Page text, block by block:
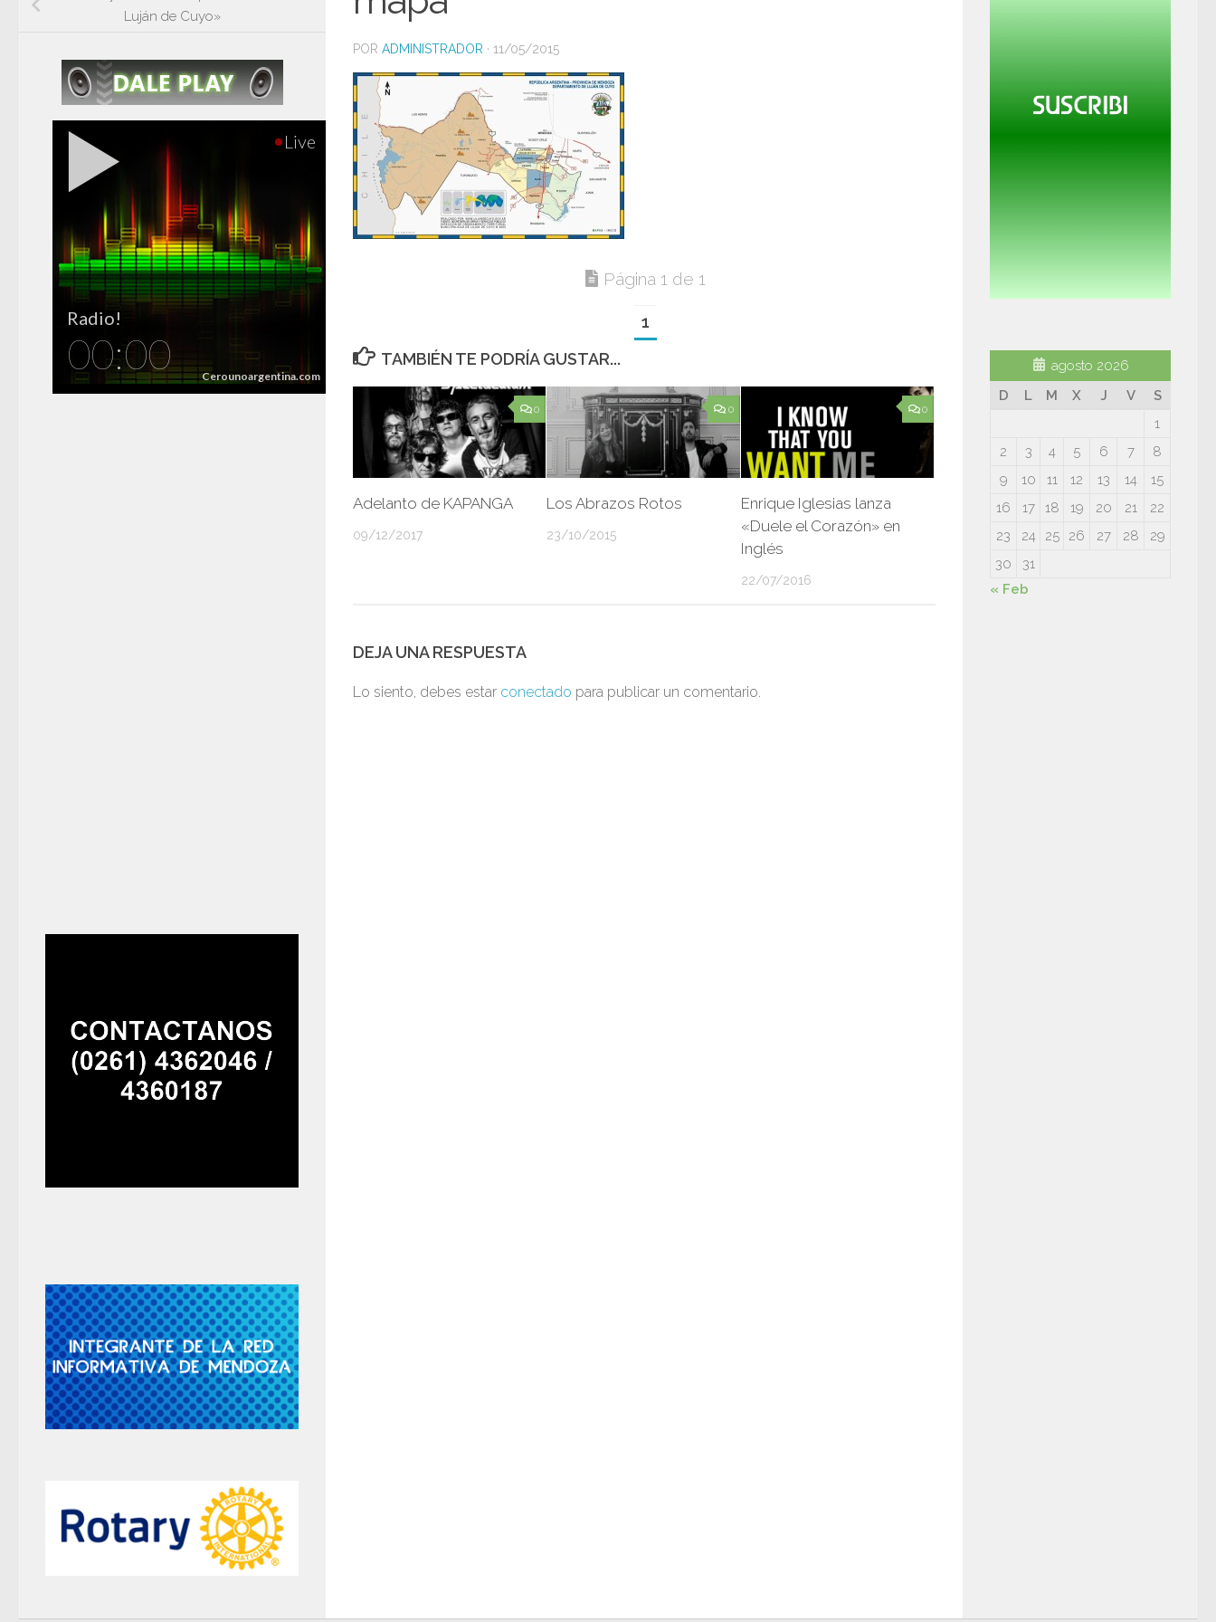
POR ADMINISTRADOR · 11/05/2015
Página 1 de 1
1
TAMBIÉN TE PODRÍA GUSTAR...
0
Adelanto de KAPANGA
09/12/2017
0
Los Abrazos Rotos
23/10/2015
0
Enrique Iglesias lanza
«Duele el Corazón» en
Inglés
22/07/2016
DEJA UNA RESPUESTA
Lo siento, debes estar conectado para publicar un comentario.
Luján de Cuyo»
agosto 2026
D
L M X J V
S
1
2
3 4 5 6 7
8
9
10 11 12 13 14
15
16
17 18 19 20 21
22
23
24 25 26 27 28
29
30
31
« Feb